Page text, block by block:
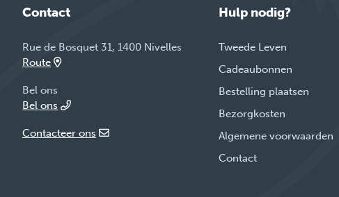
Contact
Rue de Bosquet 31, 1400 Nivelles
Route
Bel ons
Bel ons
Contacteer ons
Hulp nodig?
Tweede Leven
Cadeaubonnen
Bestelling plaatsen
Bezorgkosten
Algemene voorwaarden
Contact